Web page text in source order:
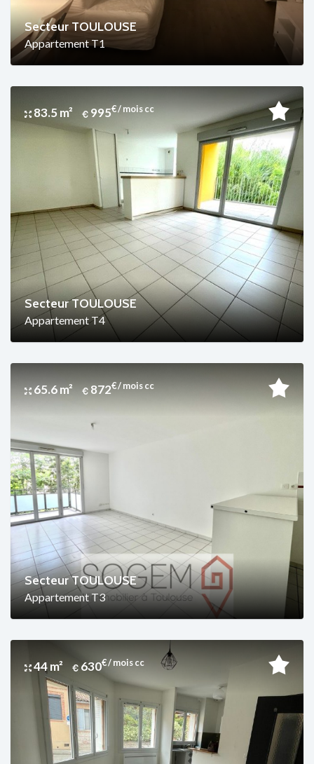
Secteur TOULOUSE
Appartement T1
83.5 m² 995€ / mois cc
Secteur TOULOUSE
Appartement T4
65.6 m² 872€ / mois cc
Secteur TOULOUSE
Appartement T3
44 m² 630€ / mois cc